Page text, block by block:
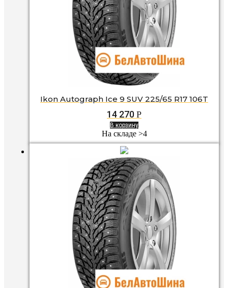
Ikon Autograph Ice 9 SUV 225/65 R17 106T
14 270 Р
В корзину
На складе >4